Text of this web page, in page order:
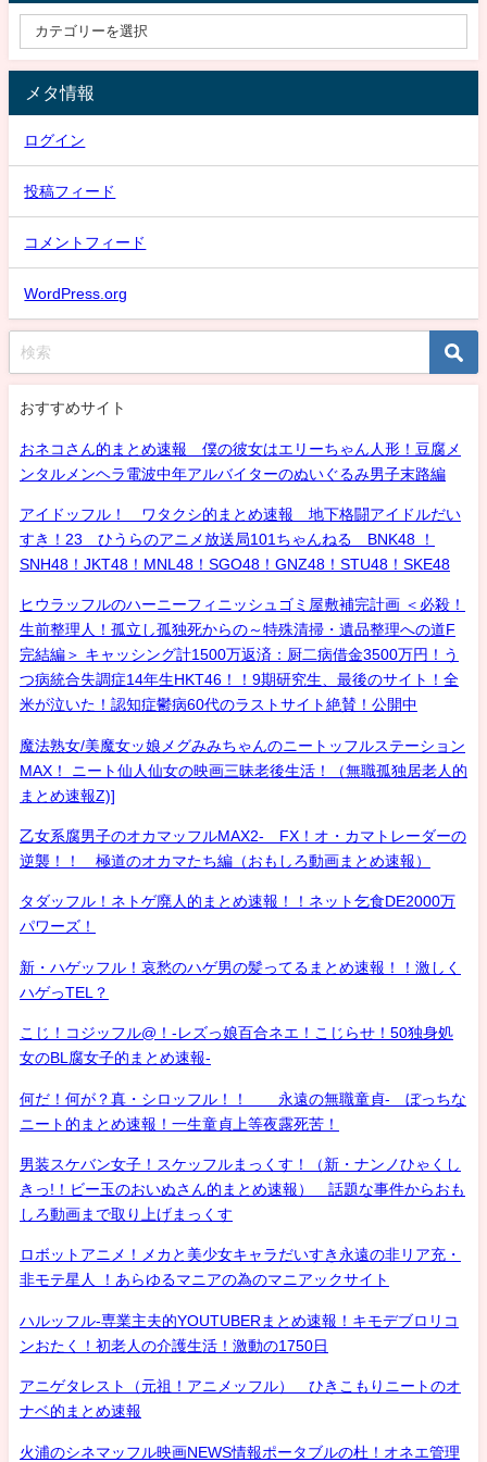
メタ情報
ログイン
投稿フィード
コメントフィード
WordPress.org
おすすめサイト
おネコさん的まとめ速報 僕の彼女はエリーちゃん人形！豆腐メ
ンタルメンヘラ電波中年アルバイターのぬいぐるみ男子末路編
アイドッフル！ ワタクシ的まとめ速報 地下格闘アイドルだい
すき！23 ひうらのアニメ放送局101ちゃんねる BNK48 ！
SNH48！JKT48！MNL48！SGO48！GNZ48！STU48！SKE48
ヒウラッフルのハーニーフィニッシュゴミ屋敷補完計画 ＜必殺！
生前整理人！孤立し孤独死からの～特殊清掃・遺品整理への道F
完結編＞ キャッシング計1500万返済：厨二病借金3500万円！う
つ病統合失調症14年生HKT46！！9期研究生、最後のサイト！全
米が泣いた！認知症鬱病60代のラストサイト絶賛！公開中
魔法熟女/美魔女ッ娘メグみみちゃんのニートッフルステーション
MAX！ ニート仙人仙女の映画三昧老後生活！（無職孤独居老人的
まとめ速報Z)]
乙女系腐男子のオカマッフルMAX2- FX！オ・カマトレーダーの
逆襲！！ 極道のオカマたち編（おもしろ動画まとめ速報）
タダッフル！ネトゲ廃人的まとめ速報！！ネット乞食DE2000万
パワーズ！
新・ハゲッフル！哀愁のハゲ男の髪ってるまとめ速報！！激しく
ハゲっTEL？
こじ！コジッフル@！-レズっ娘百合ネエ！こじらせ！50独身処
女のBL腐女子的まとめ速報-
何だ！何が？真・シロッフル！！ 永遠の無職童貞- ぼっちな
ニート的まとめ速報！一生童貞上等夜露死苦！
男装スケバン女子！スケッフルまっくす！（新・ナンノひゃくし
きっ!！ビー玉のおいぬさん的まとめ速報） 話題な事件からおも
しろ動画まで取り上げまっくす
ロボットアニメ！メカと美少女キャラだいすき永遠の非リア充・
非モテ星人 ！あらゆるマニアの為のマニアックサイト
ハルッフル-専業主夫的YOUTUBERまとめ速報！キモデブロリコ
ンおたく！初老人の介護生活！激動の1750日
アニゲタレスト（元祖！アニメッフル） ひきこもりニートのオ
ナベ的まとめ速報
火浦のシネマッフル映画NEWS情報ポータブルの杜！オネエ管理